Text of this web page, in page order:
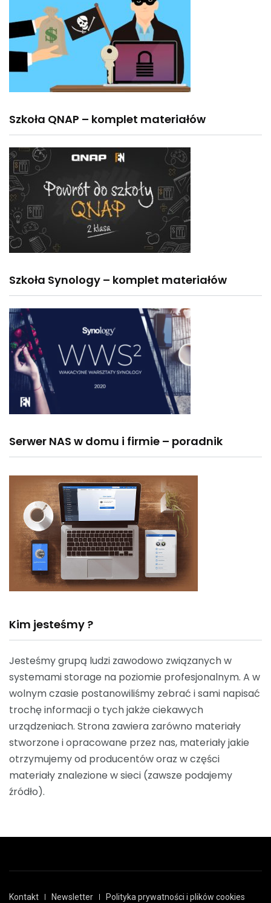
Szkoła QNAP – komplet materiałów
Szkoła Synology – komplet materiałów
Serwer NAS w domu i firmie – poradnik
Kim jesteśmy ?
Jesteśmy grupą ludzi zawodowo związanych w
systemami storage na poziomie profesjonalnym. A w
wolnym czasie postanowiliśmy zebrać i sami napisać
trochę informacji o tych jakże ciekawych
urządzeniach. Strona zawiera zarówno materiały
stworzone i opracowane przez nas, materiały jakie
otrzymujemy od producentów oraz w części
materiały znalezione w sieci (zawsze podajemy
źródło).
Kontakt Newsletter Polityka prywatności i plików cookies